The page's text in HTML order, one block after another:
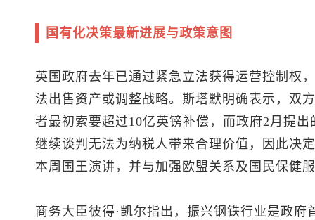
国有化决策最新进展与政策意图
英国政府去年已通过紧急立法获得运营控制权
法出售资产或调整战略。斯塔默明确表示，双
者最初索要超过10亿英镑补偿，而政府2月提
继续谈判无法为纳税人带来合理价值，因此决
本周国王演讲，并与加强欧盟关系及国民保健
商务大臣彼得·凯尔指出，振兴钢铁行业是政